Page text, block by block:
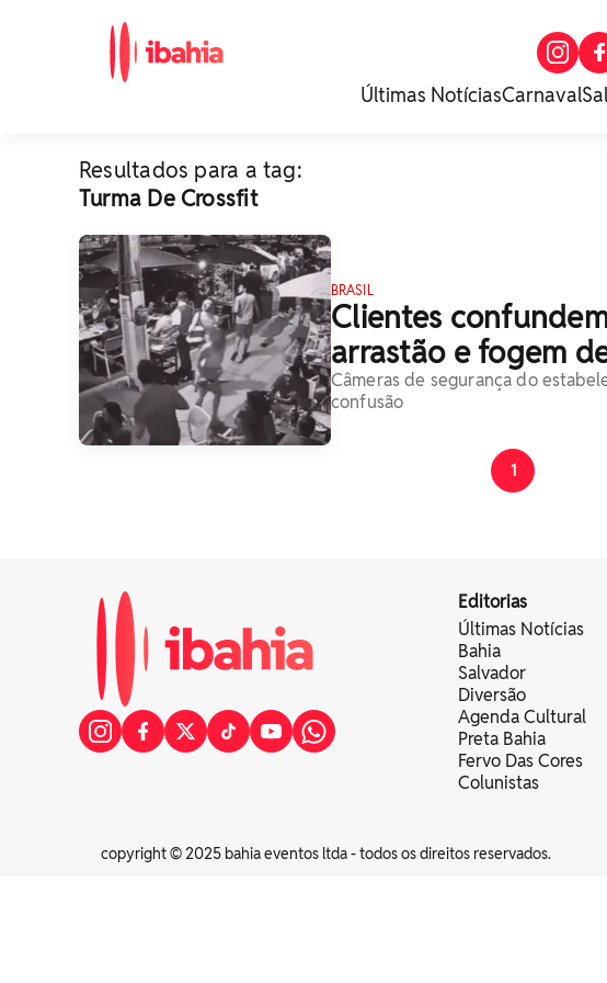
Últimas NotíciasCarnaval
Resultados para a tag:
Turma De Crossfit
BRASIL
Clientes
arrastão e fogem
Câmeras de segurança do
confusão
1
Editorias
Últimas Notícias
Bahia
Salvador
Diversão
Agenda Cultural
Preta Bahia
Fervo Das Cores
Colunistas
copyright © 2025 bahia eventos ltda - todos os direitos reservados.